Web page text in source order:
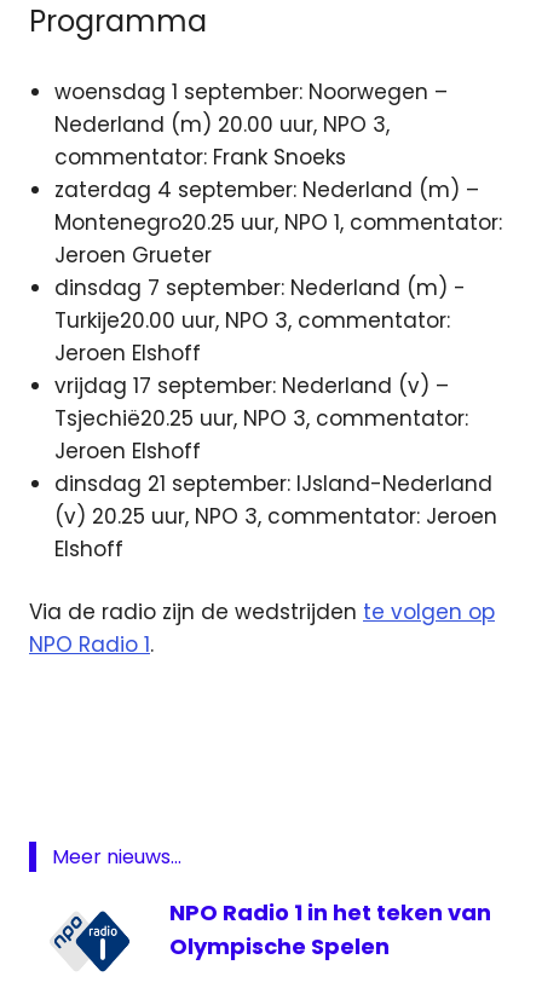
Programma
woensdag 1 september: Noorwegen –
Nederland (m) 20.00 uur, NPO 3,
commentator: Frank Snoeks
zaterdag 4 september: Nederland (m) –
Montenegro20.25 uur, NPO 1, commentator:
Jeroen Grueter
dinsdag 7 september: Nederland (m) -
Turkije20.00 uur, NPO 3, commentator:
Jeroen Elshoff
vrijdag 17 september: Nederland (v) –
Tsjechië20.25 uur, NPO 3, commentator:
Jeroen Elshoff
dinsdag 21 september: IJsland-Nederland
(v) 20.25 uur, NPO 3, commentator: Jeroen
Elshoff
Via de radio zijn de wedstrijden te volgen op
NPO Radio 1.
NPO
Radio
Meer nieuws...
NPO Radio 1 in het teken van
Olympische Spelen